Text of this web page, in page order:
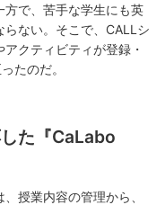
で、苦手な学生にも英
ない。そこで、CALLシ
クティビティが登録・
たのだ。
た『CaLabo
授業内容の管理から、